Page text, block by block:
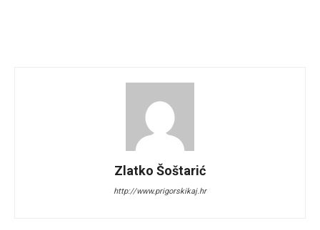
Zlatko Šoštarić
http://www.prigorskikaj.hr